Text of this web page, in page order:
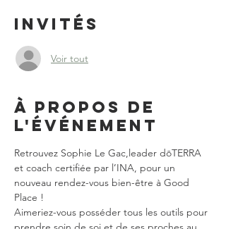
Invités
Voir tout
À propos de
l'événement
Retrouvez Sophie Le Gac,leader dōTERRA
et coach certifiée par l’INA, pour un
nouveau rendez-vous bien-être à Good
Place !
Aimeriez-vous posséder tous les outils pour